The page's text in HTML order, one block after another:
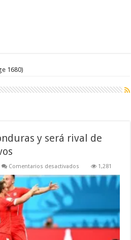
1680)
y será rival de
Comentarios desactivados
elimina
a
rival
de
Argentina
1,281